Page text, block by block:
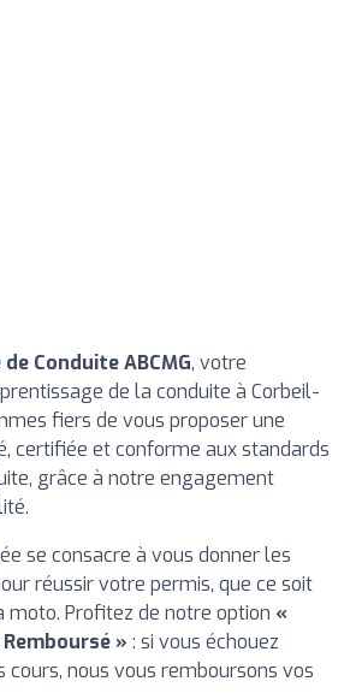
de Conduite ABCMG, votre
de la conduite à Corbeil-
fiers de vous proposer une
certifiée et conforme aux standards
grâce à notre engagement
se consacre à vous donner les
réussir votre permis, que ce soit
moto. Profitez de notre option «
» : si vous échouez
cours, nous vous remboursons vos